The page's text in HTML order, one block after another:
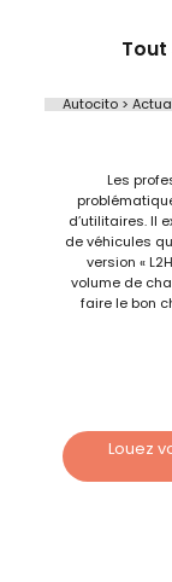
Tout
Autocito>
Les
d’utilitaires. Il
de véhicules
version «
volume de
faire le bon
Louez